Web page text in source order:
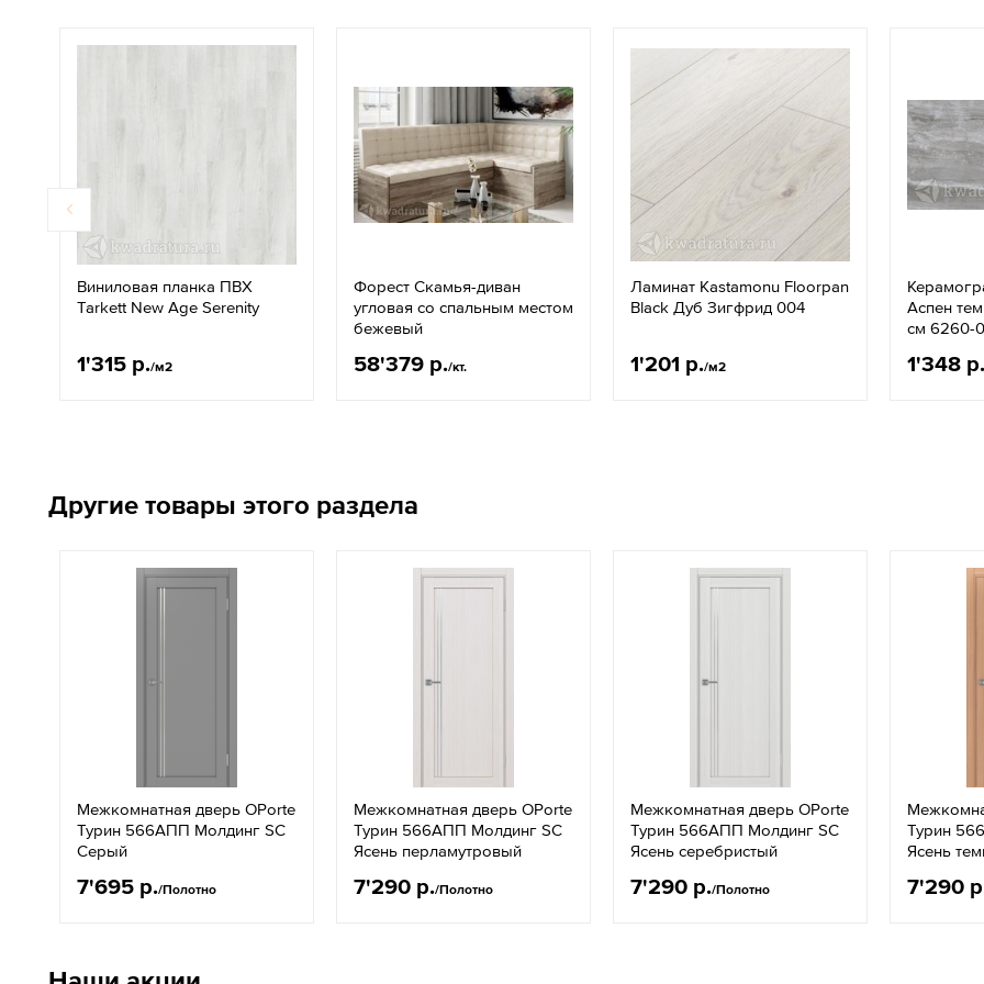
Виниловая планка ПВХ
Tarkett New Age Serenity
1'315 р./м2
Форест Скамья-диван
угловая со спальным местом
бежевый
58'379 р./кт.
Ламинат Kastamonu Floorpan
Black Дуб Зигфрид 004
1'201 р./м2
Аспен
см 6260-
1'348 р.
Другие товары этого раздела
Межкомнатная дверь OPorte
Турин 566АПП Молдинг SC
Серый
7'695 р./Полотно
Межкомнатная дверь OPorte
Турин 566АПП Молдинг SC
Ясень перламутровый
7'290 р./Полотно
Межкомнатная дверь OPorte
Турин 566АПП Молдинг SC
Ясень серебристый
7'290 р./Полотно
Турин
Ясень
7'290